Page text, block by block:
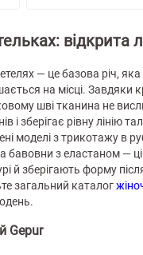
відкрита
— це базова річ,
на місці. Завдяки
шві тканина не
і зберігає рівну лінію
моделі з трикотажу в
бавовни з еластаном —
й зберігають форму
загальний каталог
Gepur